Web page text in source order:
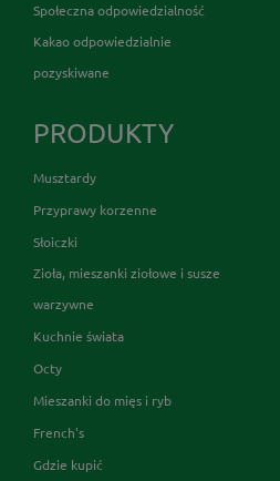
Społeczna odpowiedzialność
Kakao odpowiedzialnie
pozyskiwane
PRODUKTY
Musztardy
Przyprawy korzenne
Słoiczki
Zioła, mieszanki ziołowe i susze
warzywne
Kuchnie świata
Octy
Mieszanki do mięs i ryb
French's
Gdzie kupić